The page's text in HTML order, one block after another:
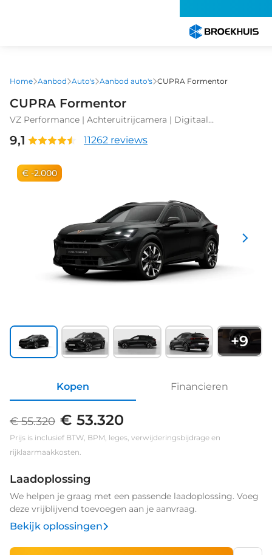
gaan
Home Aanbod Auto's Aanbod auto's CUPRA Formentor
CUPRA Formentor
VZ Performance | Achteruitrijcamera | Digitaal
CarPlay™, Android Auto™
9,1 11262 reviews
€ -2.000
+9
Kopen Financieren
€ 55.320 € 53.320
Prijs is inclusief BTW, BPM, leges, verwijderingsbijdrage en
rijklaarmaakkosten.
Laadoplossing
We helpen je graag met een passende laadoplossing. Voeg
deze vrijblijvend toevoegen aan je aanvraag.
Bekijk oplossingen